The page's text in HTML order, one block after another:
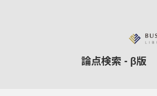
論点検索 - β版